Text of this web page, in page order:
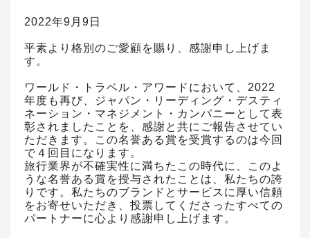
2022年9月9日
平素より格別のご愛顧を賜り、感謝申し上げま
す。
ワールド・トラベル・アワードにおいて、2022
年度も再び、ジャパン・リーディング・デスティ
ネーション・マネジメント・カンパニーとして表
彰されましたことを、感謝と共にご報告させてい
ただきます。この名誉ある賞を受賞するのは今回
で４回目になります。
旅行業界が不確実性に満ちたこの時代に、このよ
うな名誉ある賞を授与されたことは、私たちの誇
りです。私たちのブランドとサービスに厚い信頼
をお寄せいただき、投票してくださったすべての
パートナーに心より感謝申し上げます。